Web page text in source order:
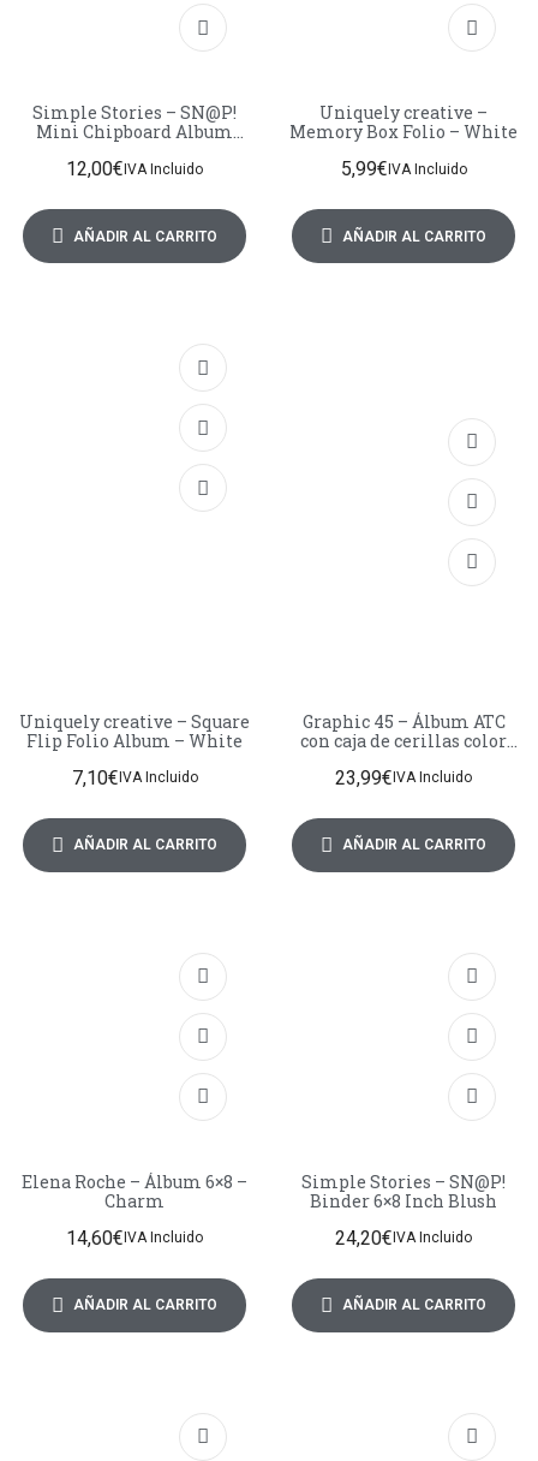
Simple Stories – SN@P!
Mini Chipboard Album
12,00€IVA Incluido
AÑADIR AL CARRITO
Uniquely creative –
Memory Box Folio – White
5,99€IVA Incluido
AÑADIR AL CARRITO
Uniquely creative – Square
Flip Folio Album – White
7,10€ IVA Incluido
AÑADIR AL CARRITO
Graphic 45 – Álbum ATC
con caja de cerillas color
23,99€ IVA Incluido
AÑADIR AL CARRITO
Elena Roche – Álbum 6×8 –
Charm
14,60€ IVA Incluido
AÑADIR AL CARRITO
Simple Stories – SN@P!
Binder 6×8 Inch Blush
24,20€ IVA Incluido
AÑADIR AL CARRITO